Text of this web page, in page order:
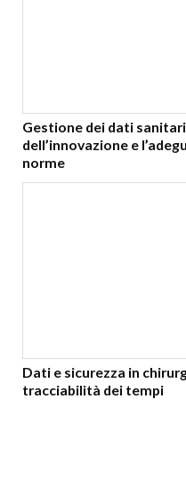
Gestione dei dati
dell’innovazione e
norme
Dati e sicurezza in
tracciabilità dei tempi